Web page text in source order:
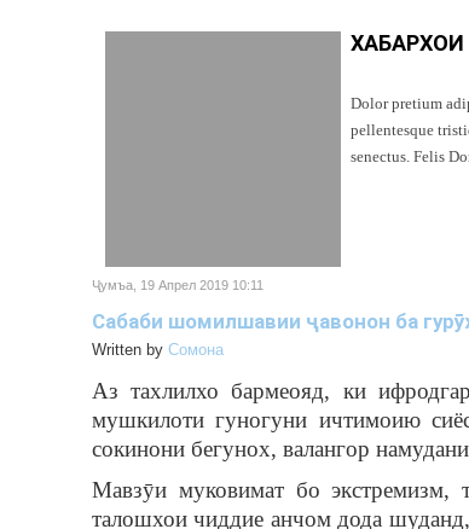
ХАБАРХОИ
Dolor pretium
pellentesque
senectus. Felis
Ҷумъа, 19 Апрел 2019 10:11
Сабаби шомилшавии ҷавонон ба
Written by Cомона
Аз тахлилхо бармеояд, ки
мушкилоти гуногуни ичтимоию
сокинони бегунох, валангор
Мавзӯи муковимат бо экстремизм,
талошхои чиддие анчом дода